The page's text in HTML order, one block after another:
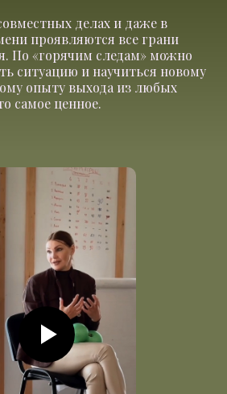
делах и даже в
проявляются все грани
По «горячим следам» можно
ситуацию и научиться новому
опыту выхода из любых
самое ценное.